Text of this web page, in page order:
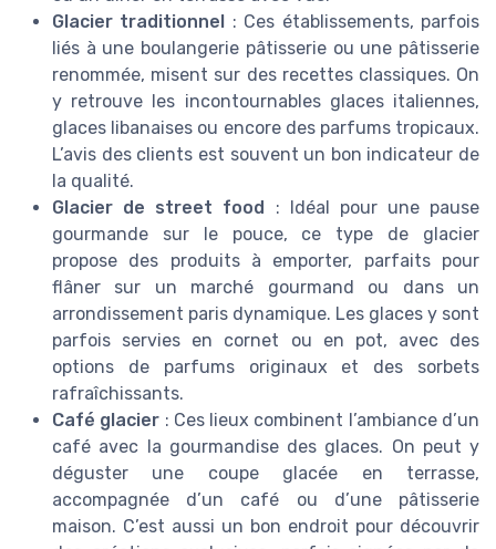
Glacier traditionnel : Ces établissements, parfois
liés à une boulangerie pâtisserie ou une pâtisserie
renommée, misent sur des recettes classiques. On
y retrouve les incontournables glaces italiennes,
glaces libanaises ou encore des parfums tropicaux.
L’avis des clients est souvent un bon indicateur de
la qualité.
Glacier de street food : Idéal pour une pause
gourmande sur le pouce, ce type de glacier
propose des produits à emporter, parfaits pour
flâner sur un marché gourmand ou dans un
arrondissement paris dynamique. Les glaces y sont
parfois servies en cornet ou en pot, avec des
options de parfums originaux et des sorbets
rafraîchissants.
Café glacier : Ces lieux combinent l’ambiance d’un
café avec la gourmandise des glaces. On peut y
déguster une coupe glacée en terrasse,
accompagnée d’un café ou d’une pâtisserie
maison. C’est aussi un bon endroit pour découvrir